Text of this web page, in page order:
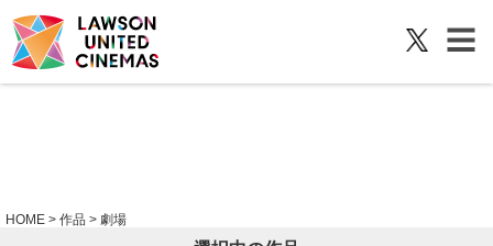
HOME > 作品 > 劇場